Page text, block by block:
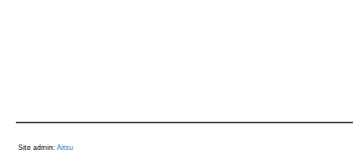
Site admin: Aitsu